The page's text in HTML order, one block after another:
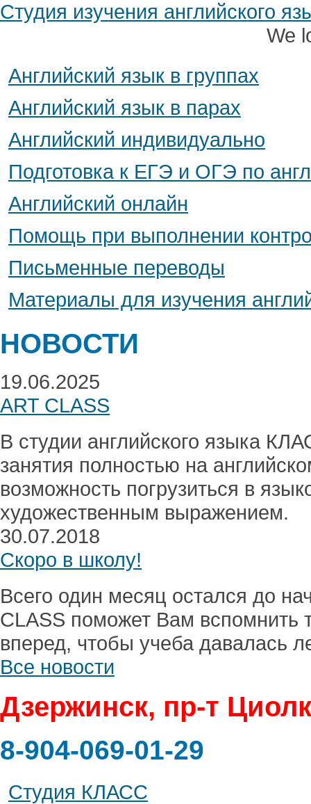
Студия изучения английского
We
Английский язык в группах
Английский язык в парах
Английский индивидуально
Подготовка к ЕГЭ и ОГЭ по
Английский онлайн
Помощь при выполнении
Письменные переводы
Материалы для изучения
НОВОСТИ
19.06.2025
ART CLASS
В студии английского языка
занятия полностью на
возможность погрузиться в
художественным выражением.
30.07.2018
Скоро в школу!
Всего один месяц остался до
CLASS поможет Вам вспомнить
вперед, чтобы учеба давалась
Все новости
Дзержинск, пр-т
8-904-069-01-29
Студия КЛАСС